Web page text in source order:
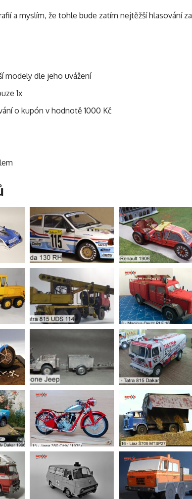
a myslím, že tohle bude zatím nejtěžší hlasování za
modely dle jeho uvážení
1x
o kupón v hodnotě 1000 Kč